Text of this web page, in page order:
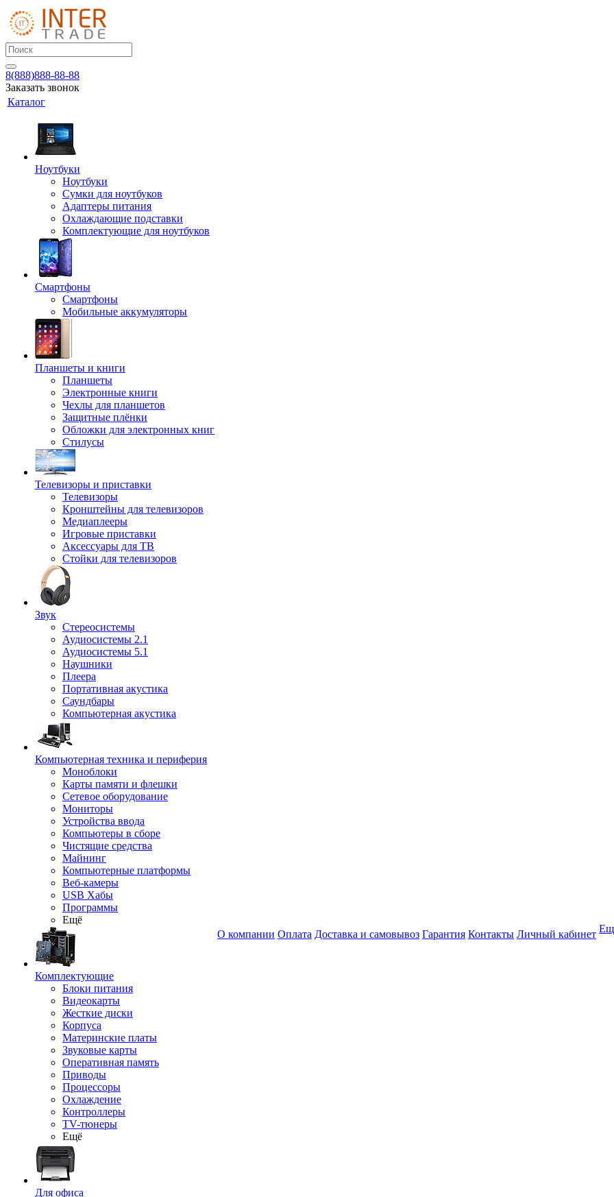
8(888)888-88-88
Заказать звонок
Каталог
Ноутбуки
Ноутбуки
Сумки для ноутбуков
Адаптеры питания
Охлаждающие подставки
Комплектующие для ноутбуков
Смартфоны
Смартфоны
Мобильные аккумуляторы
Планшеты и книги
Планшеты
Электронные книги
Чехлы для планшетов
Защитные плёнки
Обложки для электронных книг
Стилусы
Телевизоры и приставки
Телевизоры
Кронштейны для телевизоров
Медиаплееры
Игровые приставки
Аксессуары для ТВ
Стойки для телевизоров
Звук
Стереосистемы
Аудиосистемы 2.1
Аудиосистемы 5.1
Наушники
Плеера
Портативная акустика
Саундбары
Компьютерная акустика
Компьютерная техника и периферия
Моноблоки
Карты памяти и флешки
Сетевое оборудование
Мониторы
Устройства ввода
Компьютеры в сборе
Чистящие средства
Майнинг
Компьютерные платформы
Веб-камеры
USB Хабы
Программы
Ещё
Комплектующие
Блоки питания
Видеокарты
Жесткие диски
Корпуса
Материнские платы
Звуковые карты
Оперативная память
Приводы
Процессоры
Охлаждение
Контроллеры
TV-тюнеры
Ещё
Для офиса
О компании Оплата Доставка и самовывоз Гарантия Контакты Личный кабинет